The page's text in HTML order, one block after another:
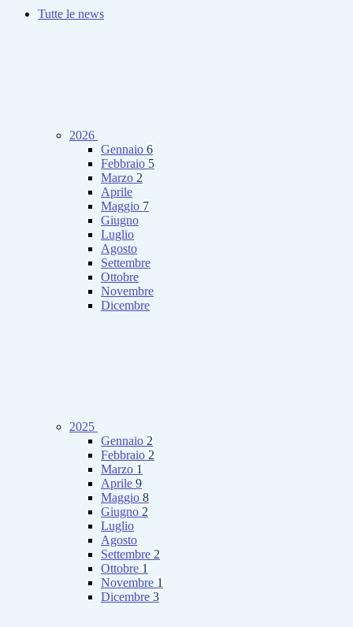
Tutte le news
2026
Gennaio 6
Febbraio 5
Marzo 2
Aprile
Maggio 7
Giugno
Luglio
Agosto
Settembre
Ottobre
Novembre
Dicembre
2025
Gennaio 2
Febbraio 2
Marzo 1
Aprile 9
Maggio 8
Giugno 2
Luglio
Agosto
Settembre 2
Ottobre 1
Novembre 1
Dicembre 3